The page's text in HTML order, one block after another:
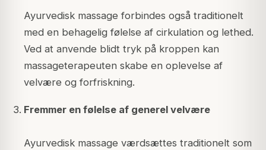
Ayurvedisk massage forbindes også traditionelt
med en behagelig følelse af cirkulation og lethed.
Ved at anvende blidt tryk på kroppen kan
massageterapeuten skabe en oplevelse af
velvære og forfriskning.
Fremmer en følelse af generel velvære
Ayurvedisk massage værdsættes traditionelt som